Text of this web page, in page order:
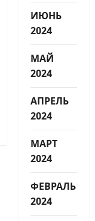
ИЮНЬ
2024
МАЙ
2024
АПРЕЛЬ
2024
МАРТ
2024
ФЕВРАЛЬ
2024